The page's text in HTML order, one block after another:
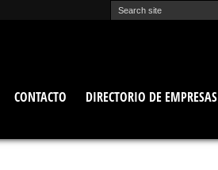
CONTACTO
DIRECTORIO DE EMPRESAS